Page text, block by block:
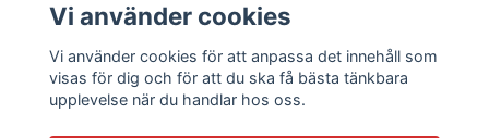
Byten & Returer
Kontakta oss
Vi använder cookies
Vi använder cookies för att anpassa det innehåll som
visas för dig och för att du ska få bästa tänkbara
upplevelse när du handlar hos oss.